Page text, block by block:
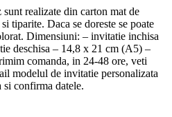
realizate din carton mat de
tiparite. Daca se doreste se poate
Dimensiuni: – invitatie inchisa
deschisa – 14,8 x 21 cm (A5) –
comanda, in 24-48 ore, veti
modelul de invitatie personalizata
confirma datele.